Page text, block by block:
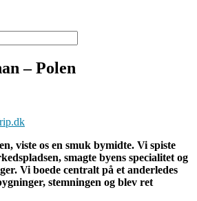
– Polen
viste os en smuk bymidte. Vi spiste
smagte byens specialitet og
Vi boede centralt på et anderledes
stemningen og blev ret